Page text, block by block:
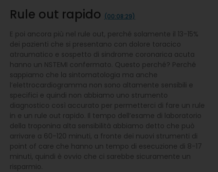
Rule out rapido (00:08:29)
E poi ancora più nel rule out, perché solamente il 13-15%
dei pazienti che si presentano con dolore toracico
atraumatico e sospetto di sindrome coronarica acuta
hanno un NSTEMI confermato. Questo perché? Perché
sappiamo che la sintomatologia ma anche
l’elettrocardiogramma non sono altamente sensibili e
specifici e quindi non abbiamo uno strumento
diagnostico così accurato per permetterci di fare un rule
in e un rule out rapido. Il tempo dell’esame di laboratorio
della troponina alta sensibilità abbiamo detto che può
arrivare a 60-120 minuti, a fronte dei nuovi strumenti di
point of care che hanno un tempo di esecuzione di 8-17
minuti, quindi è ovvio che ci sarebbe sicuramente un
risparmio.